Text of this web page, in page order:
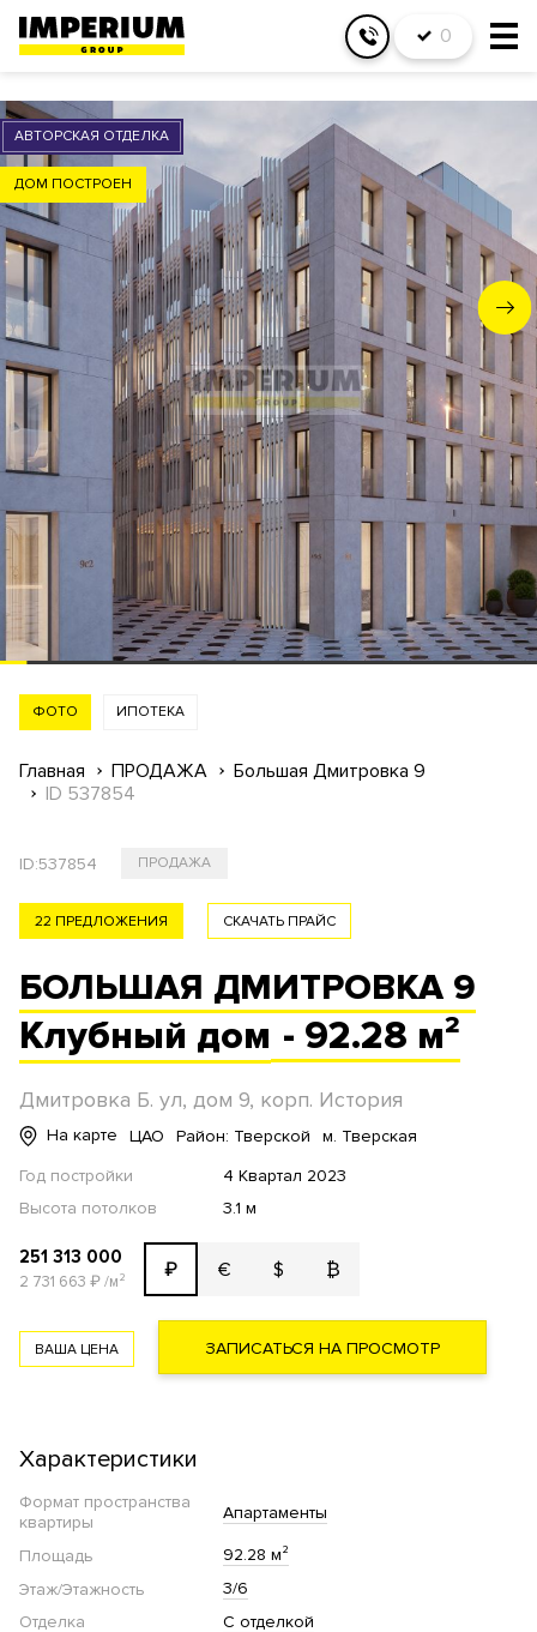
0
АВТОРСКАЯ ОТДЕЛКА
ДОМ ПОСТРОЕН
ФОТО ИПОТЕКА
Главная ПРОДАЖА
Большая Дмитровка 9
ID 537854
ID:537854 ПРОДАЖА
СКАЧАТЬ ПРАЙС
22 ПРЕДЛОЖЕНИЯ
БОЛЬШАЯ ДМИТРОВКА 9
Клубный дом - 92.28 м²
Дмитровка Б. ул, дом 9, корп. История
На карте ЦАО Район: Тверской
м. Тверская
Год постройки
4 Квартал 2023
Высота потолков
3.1 м
251 313 000
2 731 663 ₽/м² ₽ € $ ₿
ВАША ЦЕНА ЗАПИСАТЬСЯ НА ПРОСМОТР
Характеристики
Формат пространства
квартиры
Апартаменты
Площадь
92.28 м²
Этаж/Этажность
3/6
Отделка
С отделкой